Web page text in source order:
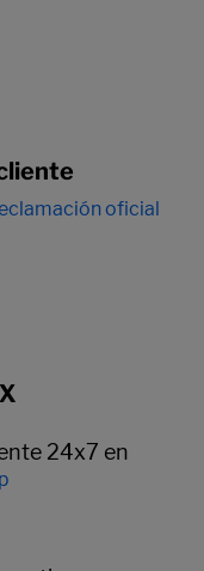
oficial
24x7 en